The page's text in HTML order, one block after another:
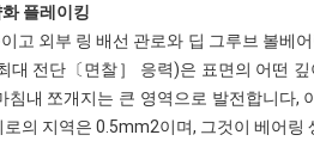
플레이킹
고 외부 링 배선 관로와 딥 그루브 볼베
대 전단〔면찰］ 응력)은 표면의 어떤
침내 쪼개지는 큰 영역으로 발전합니다,
로의 지역은 0.5mm2이며, 그것이 베어링